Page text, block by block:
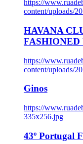
https://
content/uploads/
HAVANA
FASHIONED
https://
content/uploads/
Ginos
https://
335x256.jpg
43º Portugal